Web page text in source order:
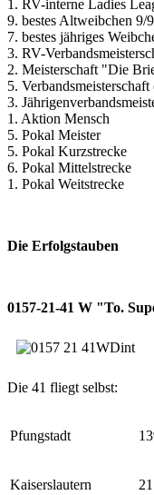
1. RV-interne Ladies
9. bestes Altweibchen 9/
7. bestes jähriges
3. RV-
2. Meisterschaft "Die
5.
3.
1. Aktion Mensch
5. Pokal Meister
5. Pokal Kurzstrecke
6. Pokal Mittelstrecke
1. Pokal Weitstrecke
Die Erfolgstauben
0157-21-41 W "To.
Die 41 fliegt selbst:
Pfungstadt
Kaiserslautern